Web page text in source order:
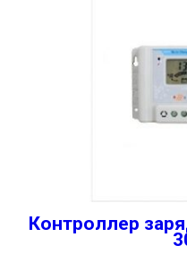
Контроллер